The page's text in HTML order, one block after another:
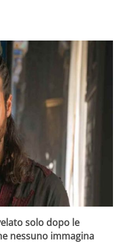
solo dopo le
nessuno immagina